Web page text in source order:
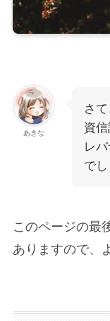
あきな
さ
資信
レ
でし
このページの最
ありますので、